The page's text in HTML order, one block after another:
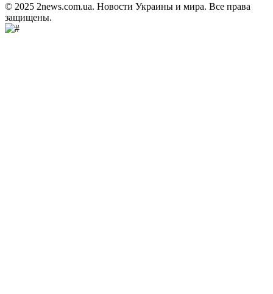
© 2025 2news.com.ua. Новости Украины и мира. Все права
защищены.